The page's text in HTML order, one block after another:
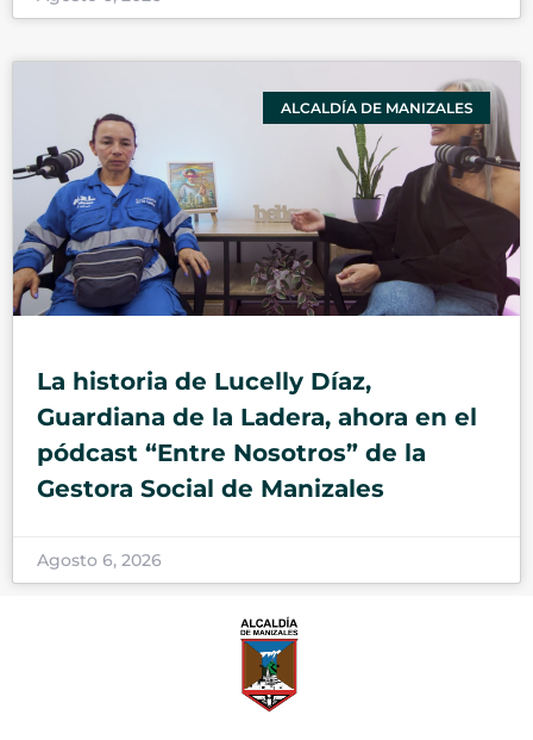
ALCALDÍA DE MANIZALES
La historia de Lucelly Díaz,
Guardiana de la Ladera, ahora en el
pódcast “Entre Nosotros” de la
Gestora Social de Manizales
Agosto 6, 2026